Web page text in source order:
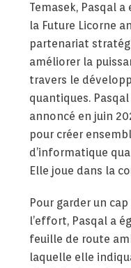
Temasek, Pasqal
la Future Licorne
partenariat
améliorer la
travers le
quantiques.
annoncé en juin
pour créer
d’informatique
Elle joue dans la
Pour garder un
l’effort, Pasqal a
feuille de route
laquelle elle